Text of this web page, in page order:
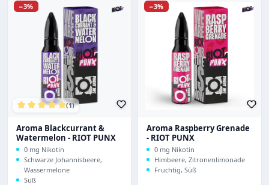
Rabatt
−3%
(1)
Aroma Blackcurrant &
Watermelon - RIOT PUNX
0 mg Nikotin
Schwarze Johannisbeere,
Wassermelone
Süß
Rabatt
−3%
Aroma Raspberry Grenade
- RIOT PUNX
0 mg Nikotin
Himbeere, Zitronenlimonade
Fruchtig, Süß